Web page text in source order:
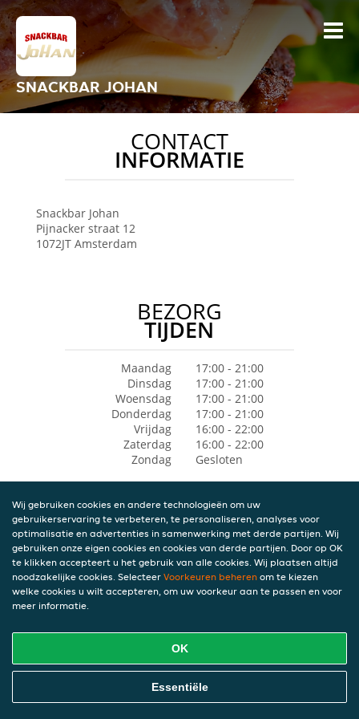
SNACKBAR JOHAN
CONTACT
INFORMATIE
Snackbar Johan
Pijnacker straat 12
1072JT Amsterdam
BEZORG
TIJDEN
Maandag
17:00 - 21:00
Dinsdag
17:00 - 21:00
Woensdag
17:00 - 21:00
Donderdag
17:00 - 21:00
Vrijdag
16:00 - 22:00
Zaterdag
16:00 - 22:00
Zondag
Gesloten
Wij gebruiken cookies en andere technologieën om uw
gebruikerservaring te verbeteren, te personaliseren, analyses voor
optimalisatie en advertenties in samenwerking met derde partijen. Wij
gebruiken onze eigen cookies en cookies van derde partijen. Door op OK
te klikken accepteert u het gebruik van alle cookies. Wij plaatsen altijd
noodzakelijke cookies. Selecteer Voorkeuren beheren om te kiezen
welke cookies u wilt accepteren, om uw voorkeur aan te passen en voor
meer informatie.
OK
Essentiële